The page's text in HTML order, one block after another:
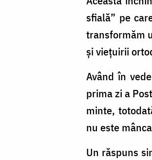
sfială” pe
transformăm
și viețuirii
Având în
prima zi a
minte,
nu este
Un răspuns